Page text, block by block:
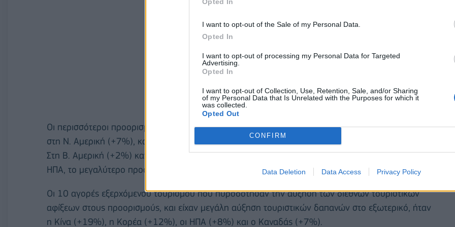
I want to opt-out of the Sale of my Personal Data.
Opted In
I want to opt-out of processing my Personal Data for Targeted
Advertising.
Opted In
I want to opt-out of Collection, Use, Retention, Sale, and/or Sharing
of my Personal Data that Is Unrelated with the Purposes for which it
was collected.
Opted Out
CONFIRM
Data Deletion Data Access Privacy Policy
Οι περισσότεροι προορισμοί στην Αμερική είχαν θετικά αποτελέσματα, με τη μεγαλύτερη αύξηση
στη Ν. Αμερική (+7%), και ακολούθησαν η κεντρική Αμερική και Καραϊβική (από +4% καθεμία).
Στη Β. Αμερική (+2%) καταγράφονται υψηλές επιδόσεις στο Μεξικό και τον Καναδά με μείωση στις
ΗΠΑ, το μεγαλύτερο προορισμό της περιοχής.
Οι 10 αγορές εξερχόμενου τουρισμού που πυροδότησαν την αύξηση των διεθνών τουριστικών
αφίξεων στους προορισμούς, και είχαν μεγάλη αύξηση τουριστικών δαπανών στο εξωτερικό, ήταν
η Κίνα (+19%), η Κορέα (+12%), οι ΗΠΑ (+8%) και ο Καναδάς (+7%).